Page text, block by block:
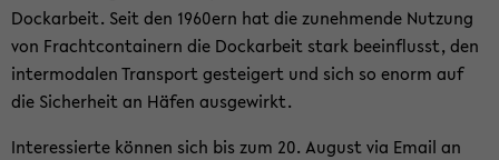
Dock­ar­beit. Seit den 1960ern hat die zu­neh­men­de Nut­zung
von Fracht­con­tai­nern die Dock­ar­beit stark be­ein­flusst, den
in­ter­mo­da­len Trans­port ge­stei­gert und sich so enorm auf
die Si­cher­heit an Häfen aus­ge­wirkt.
In­ter­es­sier­te kön­nen sich bis zum 20. Au­gust via Email an